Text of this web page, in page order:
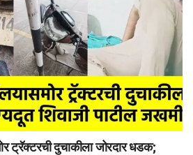
ट्रॅक्टरची दुचाकीला जोरदार धडक;